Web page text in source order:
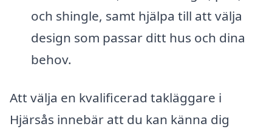
och shingle, samt hjälpa till att välja
design som passar ditt hus och dina
behov.
Att välja en kvalificerad takläggare i
Hjärsås innebär att du kan känna dig